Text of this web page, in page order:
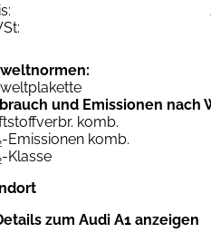
und Emissionen nach
komb.
-Emissionen komb.
-Klasse
zum Audi A1 anzeigen